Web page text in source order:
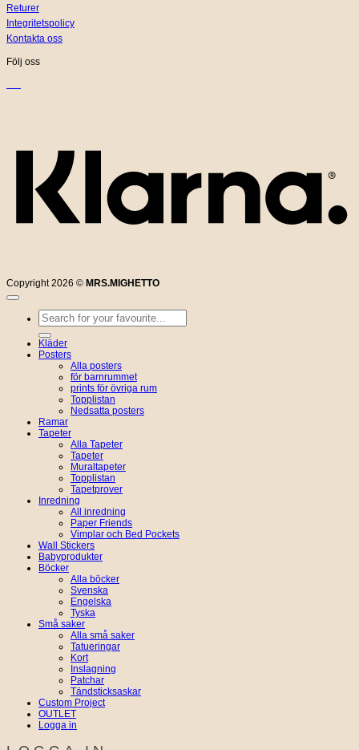
Returer
Integritetspolicy
Kontakta oss
Följ oss
Copyright 2026 © MRS.MIGHETTO
Sök
efter:
Kläder
Posters
Alla posters
för barnrummet
prints för övriga rum
Topplistan
Nedsatta posters
Ramar
Tapeter
Alla Tapeter
Tapeter
Muraltapeter
Topplistan
Tapetprover
Inredning
All inredning
Paper Friends
Vimplar och Bed Pockets
Wall Stickers
Babyprodukter
Böcker
Alla böcker
Svenska
Engelska
Tyska
Små saker
Alla små saker
Tatueringar
Kort
Inslagning
Patchar
Tändsticksaskar
Custom Project
OUTLET
Logga in